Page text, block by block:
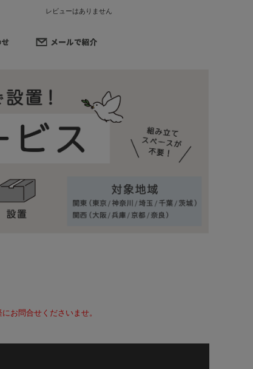
レビューはありません
お問合せくださいませ。